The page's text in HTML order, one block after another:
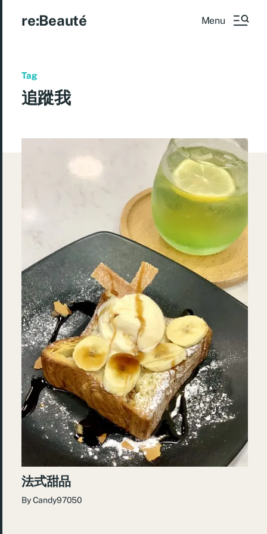
re:Beauté Menu
Tag
追蹤我
法式甜品
ByCandy97050